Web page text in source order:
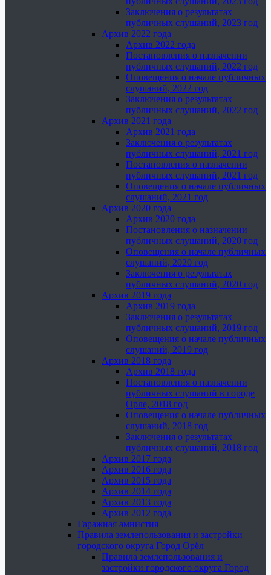
Заключения о результатах
публичных слушаний, 2023 год
Архив 2022 года
Архив 2022 года
Постановления о назначении
публичных слушаний, 2022 год
Оповещения о начале публичных
слушаний, 2022 год
Заключения о результатах
публичных слушаний, 2022 год
Архив 2021 года
Архив 2021 года
Заключения о результатах
публичных слушаний, 2021 год
Постановления о назначении
публичных слушаний, 2021 год
Оповещения о начале публичных
слушаний, 2021 год
Архив 2020 года
Архив 2020 года
Постановления о назначении
публичных слушаний, 2020 год
Оповещения о начале публичных
слушаний, 2020 год
Заключения о результатах
публичных слушаний, 2020 год
Архив 2019 года
Архив 2019 года
Заключения о результатах
публичных слушаний, 2019 год
Оповещения о начале публичных
слушаний, 2019 год
Архив 2018 года
Архив 2018 года
Постановления о назначении
публичных слушаний в городе
Орле, 2018 год
Оповещения о начале публичных
слушаний, 2018 год
Заключения о результатах
публичных слушаний, 2018 год
Архив 2017 года
Архив 2016 года
Архив 2015 года
Архив 2014 года
Архив 2013 года
Архив 2012 года
Гаражная амнистия
Правила землепользования и застройки
городского округа Город Орёл
Правила землепользования и
застройки городского округа Город